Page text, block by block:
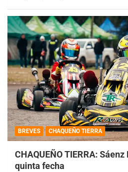
BREVES CHAQUEÑO TIERRA
CHAQUEÑO TIERRA:
quinta fecha